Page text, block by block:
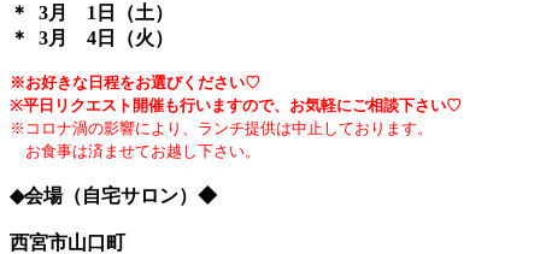
＊ 3月 1日（土）
＊ 3月 4日（火）
※お好きな日程をお選びください♡
※平日リクエスト開催も行いますので、お気軽にご相談下さい♡
※コロナ渦の影響により、ランチ提供は中止しております。
お食事は済ませてお越し下さい。
◆会場（自宅サロン）◆
西宮市山口町